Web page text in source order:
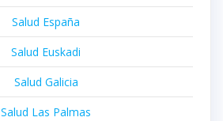
Salud España
Salud Euskadi
Salud Galicia
Salud Las Palmas